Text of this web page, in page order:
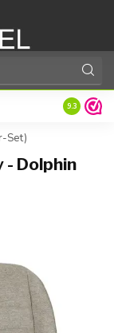
9.3
Set)
- Dolphin